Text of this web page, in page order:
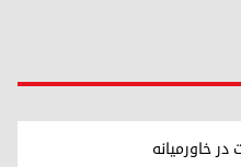
خاورمیانه